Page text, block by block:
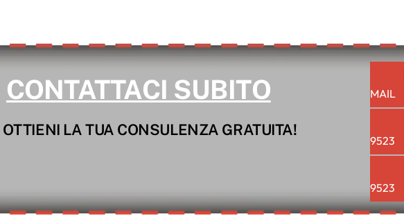
CONTATTACI SUBITO
OTTIENI LA TUA CONSULENZA GRATUITA!
MAIL
9523
9523